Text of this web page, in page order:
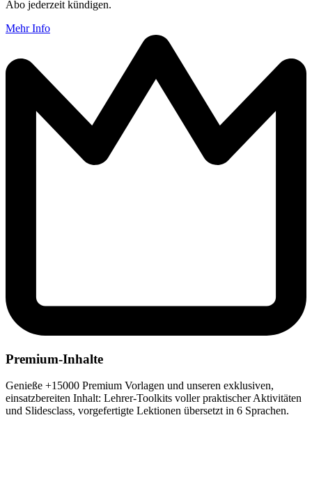
Abo jederzeit kündigen.
Mehr Info
Premium-Inhalte
Genieße +15000 Premium Vorlagen und unseren exklusiven,
einsatzbereiten Inhalt: Lehrer-Toolkits voller praktischer Aktivitäten
und Slidesclass, vorgefertigte Lektionen übersetzt in 6 Sprachen.